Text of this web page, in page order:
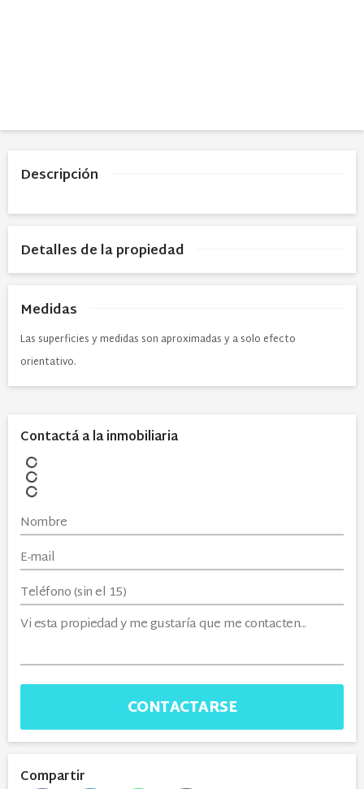
Descripción
Detalles de la propiedad
Medidas
Las superficies y medidas son aproximadas y a solo efecto
orientativo.
Contactá a la inmobiliaria
CONTACTARSE
Compartir